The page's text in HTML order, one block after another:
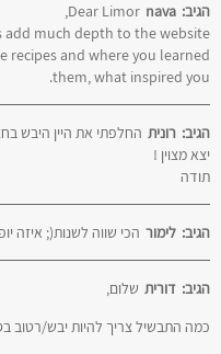
nava הגיב:
Dear Limor,
add much depth to the website.
recipes and where you learned
them, what inspired you.
רונית הגיב:
החלפתי את היין היבש
יצא מצוין !
תודה
לימור הגיב: הכי שווה לשנות(; איזה
דורית הגיב:
שלום,
כמה התבשיל צריך להיות יבש/רטוב